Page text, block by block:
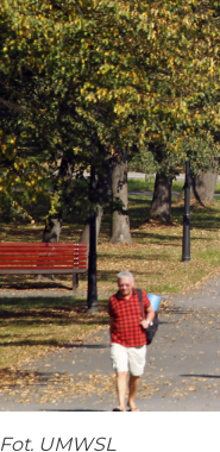
Fot. UMWSL